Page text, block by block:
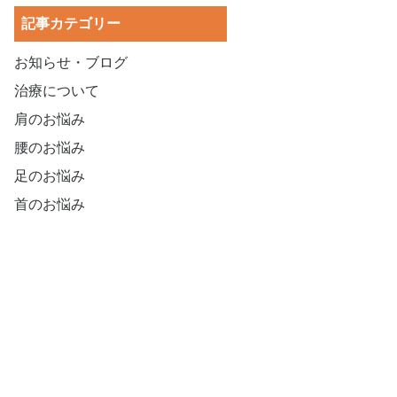
記事カテゴリー
お知らせ・ブログ
治療について
肩のお悩み
腰のお悩み
足のお悩み
首のお悩み